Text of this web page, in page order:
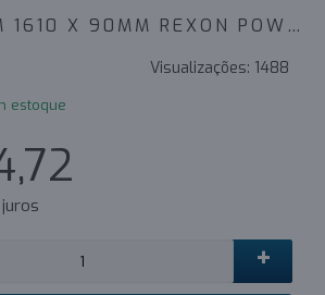
CORREIA 14M 1610 X 90MM REXON POWERSINC SCIR - INDUSTRIAL
Visualizações: 1488
estoque
+